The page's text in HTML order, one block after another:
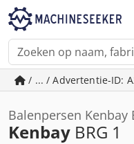
/ ... / Advertentie-ID:
Balenpersen Kenbay
Kenbay BRG 1